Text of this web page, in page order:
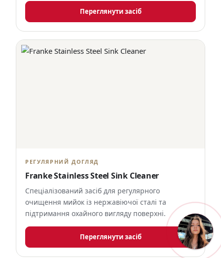
Переглянути засіб
РЕГУЛЯРНИЙ ДОГЛЯД
Franke Stainless Steel Sink Cleaner
Спеціалізований засіб для регулярного
очищення мийок із нержавіючої сталі та
підтримання охайного вигляду поверхні.
Переглянути засіб